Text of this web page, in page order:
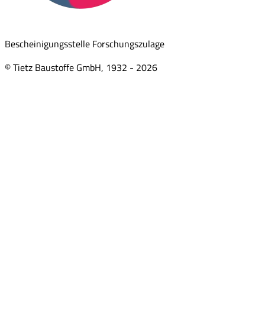
Bescheinigungsstelle Forschungszulage
© Tietz Baustoffe GmbH, 1932 - 2026